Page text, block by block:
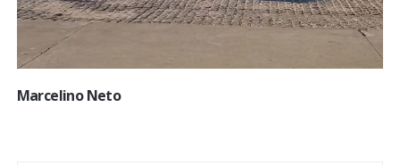
Marcelino Neto